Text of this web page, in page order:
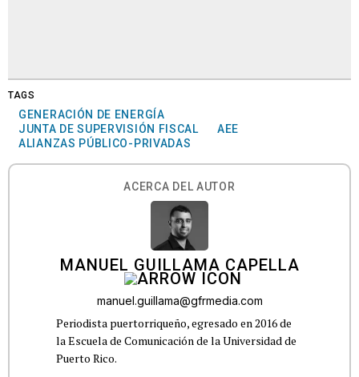
TAGS
GENERACIÓN DE ENERGÍA
JUNTA DE SUPERVISIÓN FISCAL
AEE
ALIANZAS PÚBLICO-PRIVADAS
ACERCA DEL AUTOR
MANUEL GUILLAMA CAPELLA
manuel.guillama@gfrmedia.com
Periodista puertorriqueño, egresado en 2016 de
la Escuela de Comunicación de la Universidad de
Puerto Rico.